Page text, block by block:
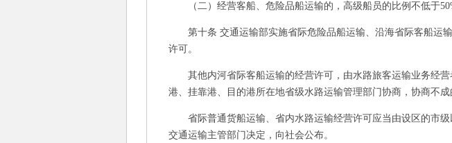
（二）经营客船、危险品船运输的，高级船员的比例不低于
第十条 交通运输部实施省际危险品船运输、沿海省际客船运
许可。
其他内河省际客船运输的经营许可，由水路旅客运输业务经营
港、挂靠港、目的港所在地省级水路运输管理部门协商，协商不成
省际普通货船运输、省内水路运输经营许可应当由设区的市级
交通运输主管部门决定，向社会公布。